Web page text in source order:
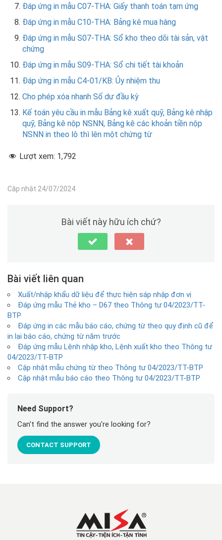
Đáp ứng in mẫu C07-THA: Giấy thanh toán tạm ứng
Đáp ứng in mẫu C10-THA: Bảng kê mua hàng
Đáp ứng in mẫu S07-THA: Sổ kho theo dõi tài sản, vật
chứng
Đáp ứng in mẫu S09-THA: Sổ chi tiết tài khoản
Đáp ứng in mẫu C4-01/KB: Ủy nhiệm thu
Cho phép xóa nhanh Số dư đầu kỳ
Kế toán yêu cầu in mẫu Bảng kê xuất quỹ, Bảng kê nhập
quỹ, Bảng kê nộp NSNN, Bảng kê các khoản tiền nộp
NSNN in theo lô thì lên một chứng từ
Lượt xem: 1,792
Cập nhật 24/07/2024
Bài viết này hữu ích chứ?
Bài viết liên quan
Xuất/nhập khẩu dữ liệu để thực hiện sáp nhập đơn vị
Đáp ứng mẫu Thẻ kho – D67 theo Thông tư 04/2023/TT-
BTP
Đáp ứng in các mẫu báo cáo, chứng từ theo quy định cũ để
in lại báo cáo, chứng từ năm trước
Đáp ứng mẫu Lệnh nhập kho, Lệnh xuất kho theo Thông tư
04/2023/TT-BTP
Cập nhật mẫu chứng từ theo Thông tư 04/2023/TT-BTP
Cập nhật mẫu báo cáo theo Thông tư 04/2023/TT-BTP
Need Support?
Can't find the answer you're looking for?
CONTACT SUPPORT